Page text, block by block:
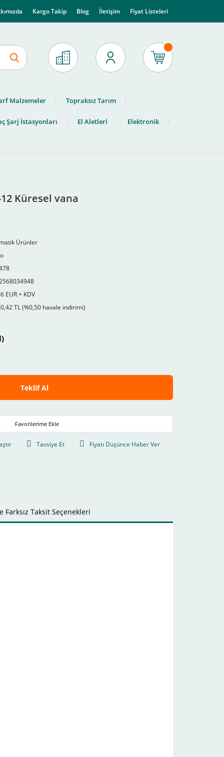
Kargo Takip Blog İletişim Fiyat Listeleri
Malzemeler Topraksız Tarım
Şarj İstasyonları El Aletleri Elektronik
12 Küresel vana
Ürünler
EUR + KDV
TL (%0,50 havale indirimi)
Teklif Al
Tavsiye Et Fiyatı Düşünce Haber Ver
Farksız Taksit Seçenekleri